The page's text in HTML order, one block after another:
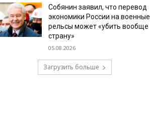
Собянин заявил, что перевод
экономики России на военные
рельсы может «убить вообще
страну»
05.08.2026
Загрузить больше